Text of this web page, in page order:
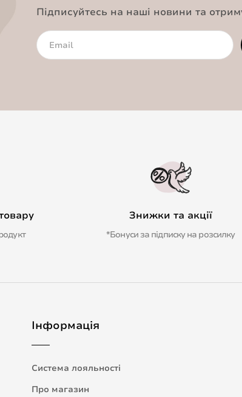
Підписуйтесь на наші новини та
Знижки та акції
*Бонуси за підписку на розсилку
Інформація
Система лояльності
Про магазин